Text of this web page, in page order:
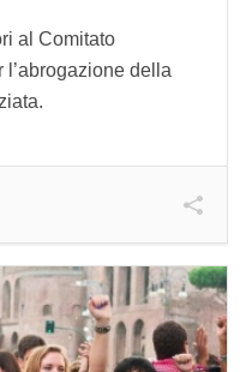
al Comitato
l’abrogazione della